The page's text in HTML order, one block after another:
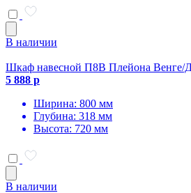
В наличии
Шкаф навесной П8В Плейона Венге/
5 888 р
Ширина: 800 мм
Глубина: 318 мм
Высота: 720 мм
В наличии